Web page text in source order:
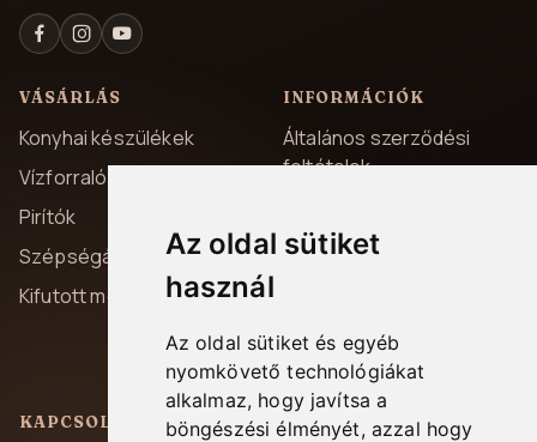
Az oldal sütiket
használ
Az oldal sütiket és egyéb
nyomkövető technológiákat
alkalmaz, hogy javítsa a
böngészési élményét, azzal hogy
VÁSÁRLÁS
Konyhai készülékek
Vízforralók
Pirítók
Szépségápolás
Kifutott modellek
INFORMÁCIÓK
Általános szerződési
feltételek
Szállítás és fizetés
Kapcsolat
KAPCSOLAT